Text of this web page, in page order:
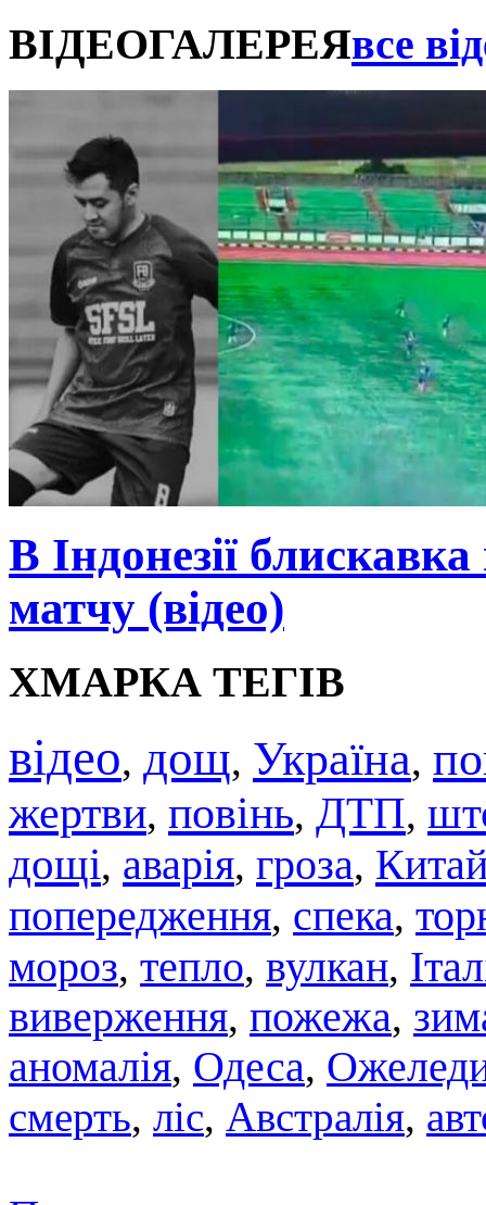
ВІДЕОГАЛЕРЕЯвсе
В Індонезії
матчу (відео)
ХМАРКА ТЕГІВ
відео, дощ, Україна,
жертви, повінь, ДТП,
дощі, аварія, гроза,
попередження, спека,
мороз, тепло, вулкан,
виверження, пожежа,
аномалія, Одеса,
смерть, ліс, Австралія,